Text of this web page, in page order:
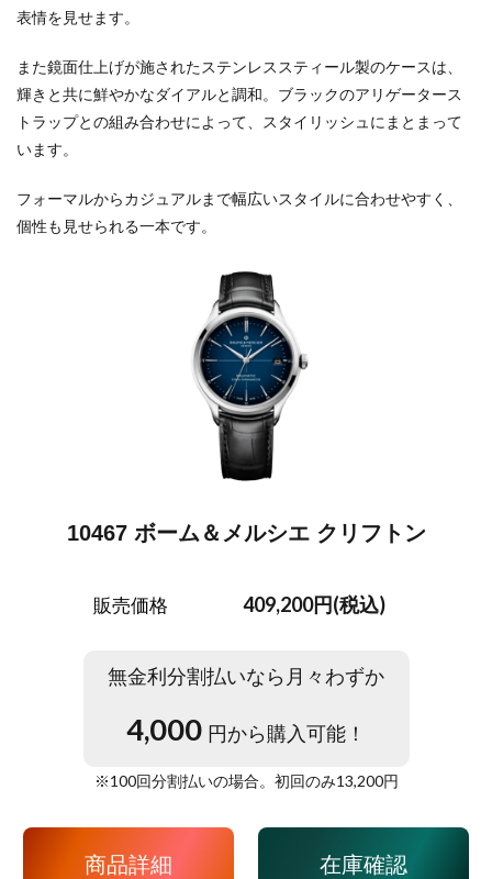
表情を見せます。
また鏡面仕上げが施されたステンレススティール製のケースは、
輝きと共に鮮やかなダイアルと調和。ブラックのアリゲータース
トラップとの組み合わせによって、スタイリッシュにまとまって
います。
フォーマルからカジュアルまで幅広いスタイルに合わせやすく、
個性も見せられる一本です。
10467 ボーム＆メルシエ クリフトン
販売価格 409,200円(税込)
無金利分割払いなら月々わずか
4,000 円から購入可能！
※100回分割払いの場合。初回のみ13,200円
商品詳細 在庫確認